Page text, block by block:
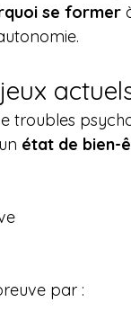
se former
troubles
état de bien-
par :